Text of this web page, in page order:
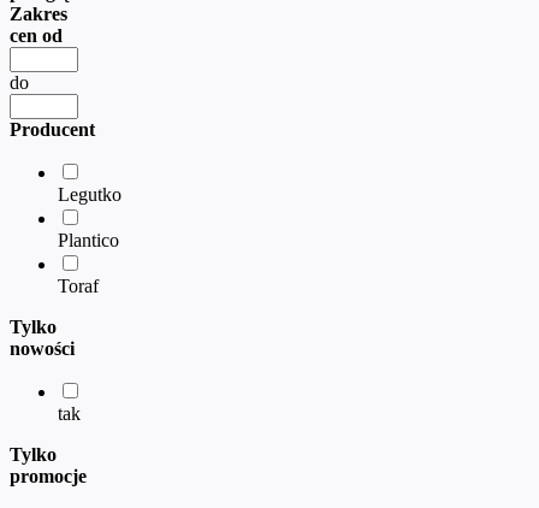
Zakres
cen od
do
Producent
Legutko
Plantico
Toraf
Tylko
nowości
tak
Tylko
promocje